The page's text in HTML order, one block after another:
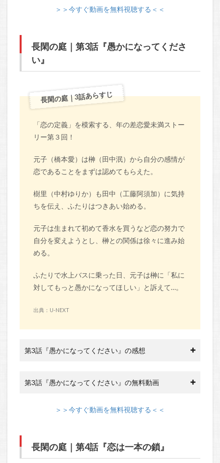
＞＞今すぐ動画を無料視聴する＜＜
長閑の庭｜第3話『愚かになってくださ
い』
長閑の庭｜3話あらすじ
「恋の定義」を模索する、年の差恋愛未満ストー
リー第３回！
元子（橋本愛）は榊（田中泯）から自分の感情が
恋であることをまずは認めてもらえた。
樹里（中村ゆりか）も田中（工藤阿須加）に気持
ちを伝え、ふたりはつきあい始める。
元子は生まれて初めて香水を買うなど恋の努力で
自分を変えようとし、榊との関係は徐々に進み始
める。
ふたりで水上バスに乗った日、元子は榊に「私に
対してもっと愚かになってほしい」と訴えて…。
出典：U-NEXT
第3話『愚かになってください』の感想
第3話『愚かになってください』の無料動画
＞＞今すぐ動画を無料視聴する＜＜
長閑の庭｜第4話『恋は一本の鎖』